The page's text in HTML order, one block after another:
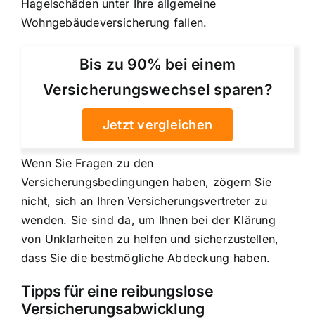
Hagelschäden unter Ihre allgemeine
Wohngebäudeversicherung fallen.
Bis zu 90% bei einem
Versicherungswechsel sparen?
Jetzt vergleichen
Wenn Sie Fragen zu den
Versicherungsbedingungen haben, zögern Sie
nicht, sich an Ihren Versicherungsvertreter zu
wenden. Sie sind da, um Ihnen bei der Klärung
von Unklarheiten zu helfen und sicherzustellen,
dass Sie die bestmögliche Abdeckung haben.
Tipps für eine reibungslose
Versicherungsabwicklung